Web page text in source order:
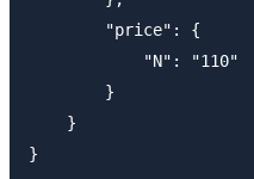
        "price": {
            "N": "110"
        }
    }